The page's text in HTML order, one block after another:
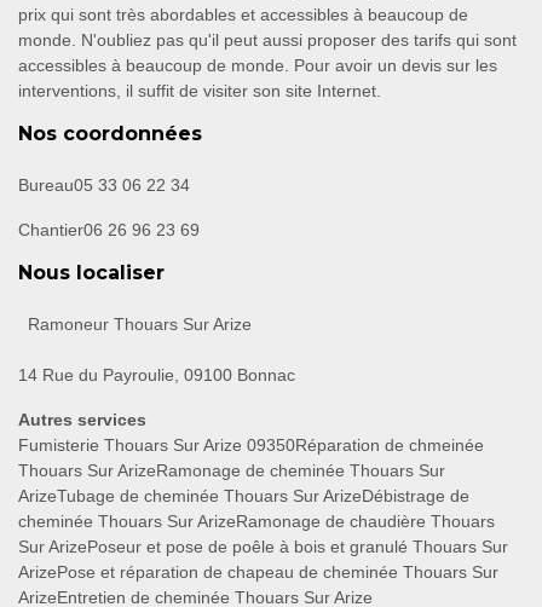
prix qui sont très abordables et accessibles à beaucoup de
monde. N'oubliez pas qu'il peut aussi proposer des tarifs qui sont
accessibles à beaucoup de monde. Pour avoir un devis sur les
interventions, il suffit de visiter son site Internet.
Nos coordonnées
Bureau05 33 06 22 34
Chantier06 26 96 23 69
Nous localiser
Ramoneur Thouars Sur Arize
14 Rue du Payroulie, 09100 Bonnac
Autres services
Fumisterie Thouars Sur Arize 09350Réparation de chmeinée
Thouars Sur ArizeRamonage de cheminée Thouars Sur
ArizeTubage de cheminée Thouars Sur ArizeDébistrage de
cheminée Thouars Sur ArizeRamonage de chaudière Thouars
Sur ArizePoseur et pose de poêle à bois et granulé Thouars Sur
ArizePose et réparation de chapeau de cheminée Thouars Sur
ArizeEntretien de cheminée Thouars Sur Arize